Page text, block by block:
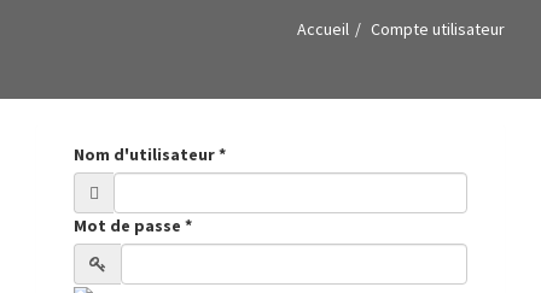
Accueil Compte utilisateur
Nom d'utilisateur*
Mot de passe *